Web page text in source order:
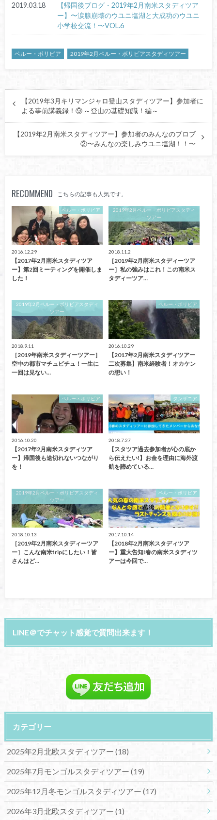
2019.03.18
【帰国後ブログ・2019年2月南米スタディツア
ー】〜涙腺崩壊のウユニ塩湖と大成功のウユニ
小学校交流！〜VOL.6
ペルー・ボリビア 2019年2月ペルー・ボリビアスタディツアー
【2019年3月キリマンジャロ登山スタディツアー】参加者に
よる事前講義録！⑨ ～登山の基礎知識！編～
【2019年2月南米スタディツアー】参加者のみんなのブロブ
②〜みんなの楽しみウユニ塩湖！！〜
RECOMMEND こちらの記事も人気です。
ペルー・ボリビア
2016.12.29
【2017年2月南米スタディツア
ー】第2回ミーティングを開催しま
した！
2019年2月ペルー・ボリビアスタディ
ツアー
2018.11.2
［2019年2月南米スタディーツア
ー］私の強みはこれ！この南米ス
タディーツア…
2019年2月ペルー・ボリビアスタディ
ツアー
2018.9.11
［2019年南米スタディーツアー］
空中の都市マチュピチュ！一生に
一回は見ない…
ペルー・ボリビア
2016.10.29
【2017年2月南米スタディツアー
二次募集】南米経験者！オカケン
の想い！
ペルー・ボリビア
2016.10.20
【2017年2月南米スタディツア
ー】帰国後も途切れないつながり
を！
タンザニア
2018.7.27
【スタツア過去参加者が心の底か
ら伝えたい!】お金を理由に海外渡
航を諦めている…
2019年2月ペルー・ボリビアスタディ
ツアー
2018.10.13
［2019年2月南米スタディーツア
ー］こんな南米tripにしたい！皆
さんはど…
ペルー・ボリビア
2017.10.14
【2018年2月南米スタディツア
ー】重大告知!春の南米スタディツ
アーは今回で…
LINE＠でチャット感覚で質問出来ます！
カテゴリー
2025年2月北欧スタディツアー (18)
2025年7月モンゴルスタディツアー (19)
2025年12月冬モンゴルスタディツアー (17)
2026年3月北欧スタディツアー (1)